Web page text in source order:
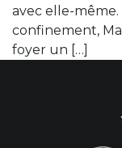
avec elle-
confinement,
foyer un […]